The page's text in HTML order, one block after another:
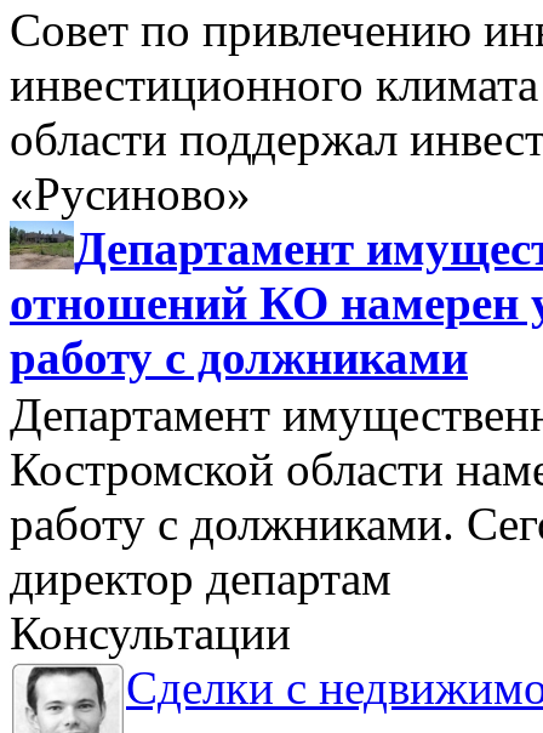
Совет по привлечению
инвестиционного
области поддержал
«Русиново»
Департамент
отношений КО намерен
работу с должниками
Департамент
Костромской области
работу с должниками.
директор департам
Консультации
Сделки с